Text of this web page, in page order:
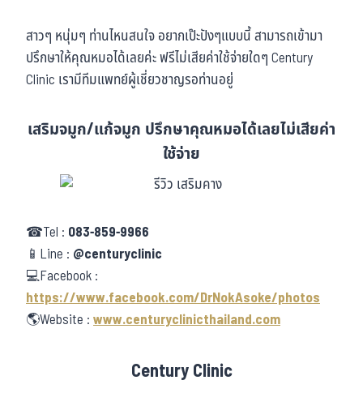
สาวๆ หนุ่มๆ ท่านไหนสนใจ อยากเป๊ะปังๆแบบนี้ สามารถเข้ามา
ปรึกษาให้คุณหมอได้เลยค่ะ ฟรีไม่เสียค่าใช้จ่ายใดๆ Century
Clinic เรามีทีมแพทย์ผู้เชี่ยวชาญรอท่านอยู่
เสริมจมูก/แก้จมูก ปรึกษาคุณหมอได้เลยไม่เสียค่า
ใช้จ่าย
☎Tel : 083-859-9966
📱Line : @centuryclinic
💻Facebook :
https://www.facebook.com/DrNokAsoke/photos
🌎Website :www.centuryclinicthailand.com
Century Clinic